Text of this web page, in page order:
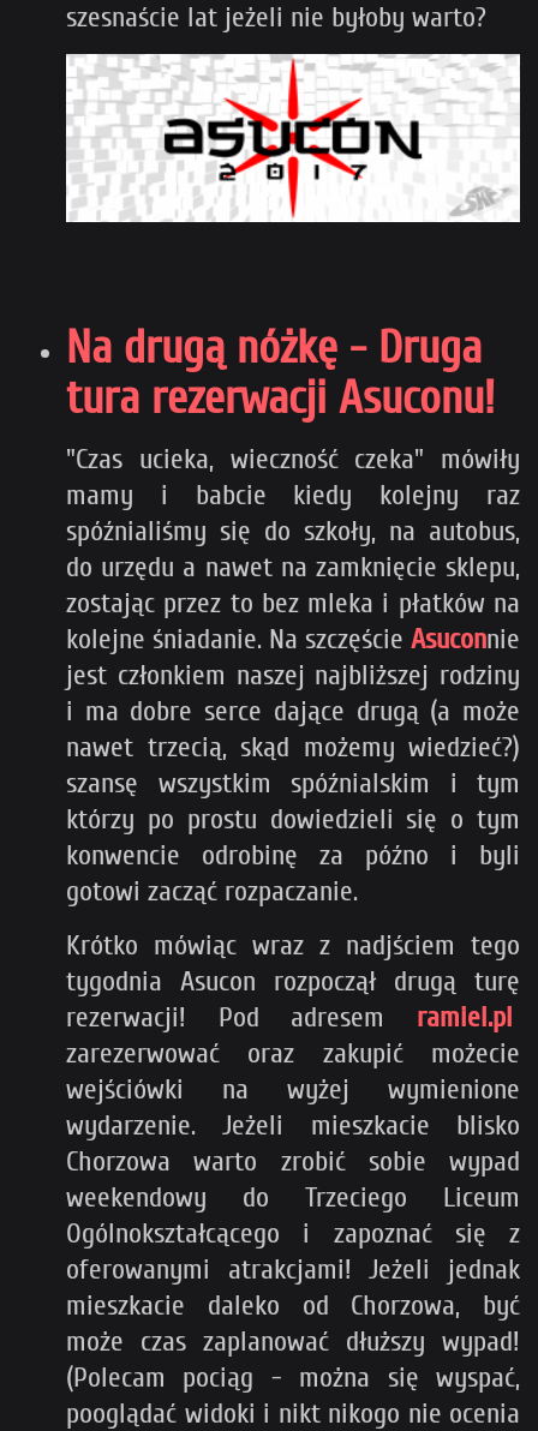
szesnaście lat jeżeli nie byłoby warto?
Na drugą nóżkę - Druga
tura rezerwacji Asuconu!
"Czas ucieka, wieczność czeka" mówiły
mamy i babcie kiedy kolejny raz
spóźnialiśmy się do szkoły, na autobus,
do urzędu a nawet na zamknięcie sklepu,
zostając przez to bez mleka i płatków na
kolejne śniadanie. Na szczęście Asuconnie
jest członkiem naszej najbliższej rodziny
i ma dobre serce dające drugą (a może
nawet trzecią, skąd możemy wiedzieć?)
szansę wszystkim spóźnialskim i tym
którzy po prostu dowiedzieli się o tym
konwencie odrobinę za późno i byli
gotowi zacząć rozpaczanie.
Krótko mówiąc wraz z nadjściem tego
tygodnia Asucon rozpoczął drugą turę
rezerwacji! Pod adresem ramiel.pl
zarezerwować oraz zakupić możecie
wejściówki na wyżej wymienione
wydarzenie. Jeżeli mieszkacie blisko
Chorzowa warto zrobić sobie wypad
weekendowy do Trzeciego Liceum
Ogólnokształcącego i zapoznać się z
oferowanymi atrakcjami! Jeżeli jednak
mieszkacie daleko od Chorzowa, być
może czas zaplanować dłuższy wypad!
(Polecam pociąg - można się wyspać,
pooglądać widoki i nikt nikogo nie ocenia